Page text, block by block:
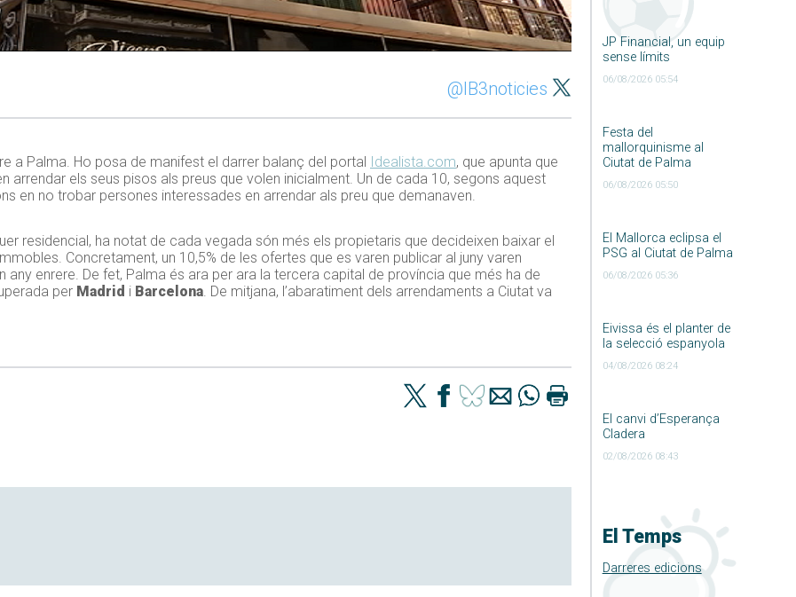
JP Financial, un equip
sense límits
06/08/2026 05:54
Festa del
mallorquinisme al
Ciutat de Palma
06/08/2026 05:50
El Mallorca eclipsa el
PSG al Ciutat de Palma
06/08/2026 05:36
Eivissa és el planter de
la selecció espanyola
04/08/2026 08:24
El canvi d’Esperança
Cladera
02/08/2026 08:43
El Temps
Darreres edicions
@IB3noticies
a Palma. Ho posa de manifest el darrer balanç del portal Idealista.com, que apunta que
els seus pisos als preus que volen inicialment. Un de cada 10, segons aquest
en no trobar persones interessades en arrendar als preu que demanaven.
residencial, ha notat de cada vegada són més els propietaris que decideixen baixar el
Concretament, un 10,5% de les ofertes que es varen publicar al juny varen
any enrere. De fet, Palma és ara per ara la tercera capital de província que més ha de
per Madrid i Barcelona. De mitjana, l’abaratiment dels arrendaments a Ciutat va